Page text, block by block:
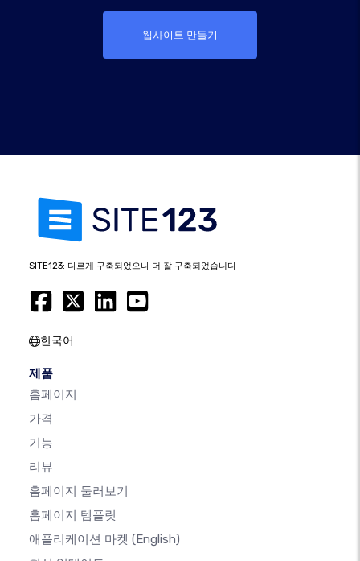
웹사이트 만들기
SITE123: 다르게 구축되었으나 더 잘 구축되었습니다
한국어
제품
홈페이지
가격
기능
리뷰
홈페이지 둘러보기
홈페이지 템플릿
애플리케이션 마켓 (English)